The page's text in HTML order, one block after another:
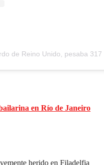
de Reino Unido, pesaba 317
en Río de Janeiro
herido en Filadelfia